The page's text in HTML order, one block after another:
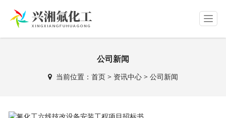
T
o
g
公司新闻
当前位置： 首页> 资讯中心> 公司新闻